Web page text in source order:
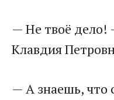
— Не твоё дело!
Клавдия
— А знаешь,